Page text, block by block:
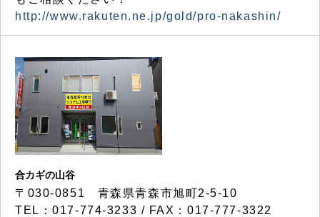
http://www.rakuten.ne.jp/gold/pro-nakashin/
合カギの山谷
〒030-0851 青森県青森市旭町2-5-10
TEL：017-774-3233 / FAX：017-777-3322